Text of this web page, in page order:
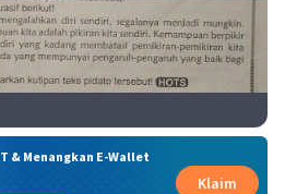
& Menangkan E-Wallet
Klaim